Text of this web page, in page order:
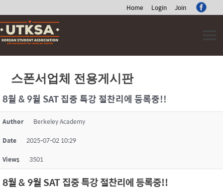
Home Login Join
Skip
to
content
스폰서업체 전용게시판
8월 & 9월 SAT 집중 특강 절찬리에 등록중!!
Author Berkeley Academy
Date 2025-07-02 10:29
Views 3501
8월 & 9월 SAT 집중 특강 절찬리에 등록중!!